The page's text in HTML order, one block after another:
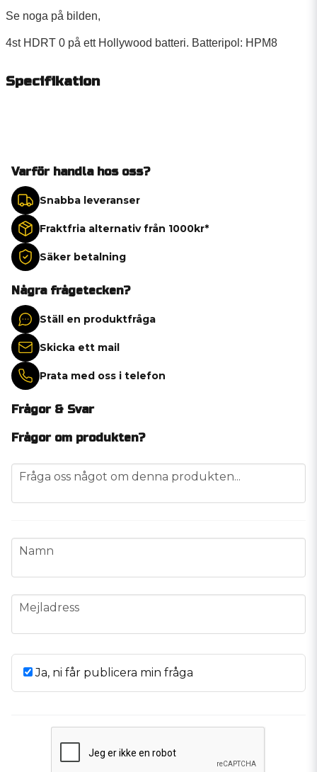
Se noga på bilden,
4st HDRT 0 på ett Hollywood batteri. Batteripol: HPM8
Specifikation
Varför handla hos oss?
Snabba leveranser
Fraktfria alternativ från 1000kr*
Säker betalning
Några frågetecken?
Ställ en produktfråga
Skicka ett mail
Prata med oss i telefon
Frågor & Svar
Frågor om produkten?
question
Fråga oss något om denna produkten...
name
Namn
email
Mejladress
Ja, ni får publicera min fråga